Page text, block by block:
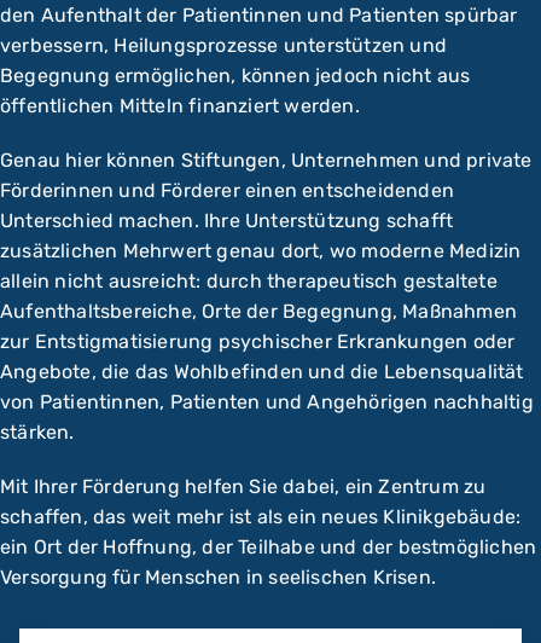
den Aufenthalt der Patientinnen und Patienten spürbar
verbessern, Heilungsprozesse unterstützen und
Begegnung ermöglichen, können jedoch nicht aus
öffentlichen Mitteln finanziert werden.
Genau hier können Stiftungen, Unternehmen und private
Förderinnen und Förderer einen entscheidenden
Unterschied machen. Ihre Unterstützung schafft
zusätzlichen Mehrwert genau dort, wo moderne Medizin
allein nicht ausreicht: durch therapeutisch gestaltete
Aufenthaltsbereiche, Orte der Begegnung, Maßnahmen
zur Entstigmatisierung psychischer Erkrankungen oder
Angebote, die das Wohlbefinden und die Lebensqualität
von Patientinnen, Patienten und Angehörigen nachhaltig
stärken.
Mit Ihrer Förderung helfen Sie dabei, ein Zentrum zu
schaffen, das weit mehr ist als ein neues Klinikgebäude:
ein Ort der Hoffnung, der Teilhabe und der bestmöglichen
Versorgung für Menschen in seelischen Krisen.